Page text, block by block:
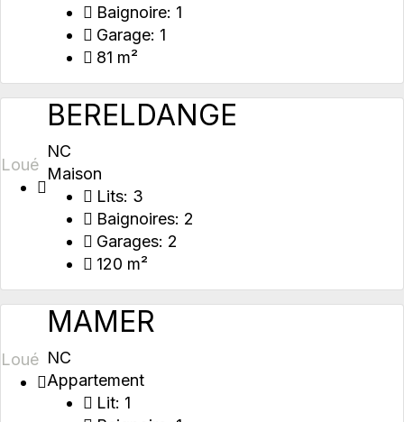
Baignoire: 1
Garage: 1
81 m²
Loué
BERELDANGE
NC
Maison
Lits: 3
Baignoires: 2
Garages: 2
120 m²
Loué
MAMER
NC
Appartement
Lit: 1